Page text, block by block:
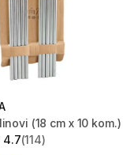
(18 cm x 10 kom.)
4.7
from 114
(114)